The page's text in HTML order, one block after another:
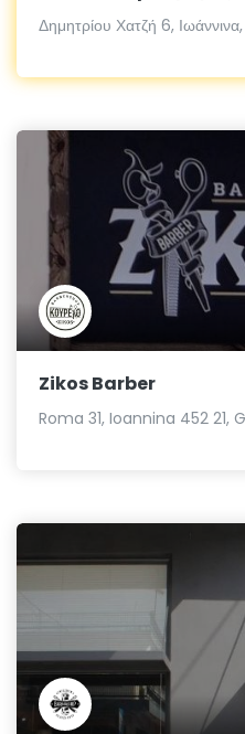
Δημητρίου Χατζή 6,
Zikos Barber
Roma 31, Ioannina 452 21,